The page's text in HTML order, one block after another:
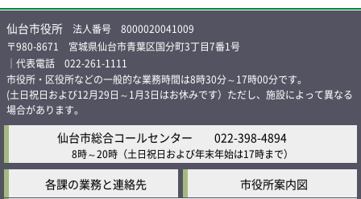
仙台市役所 法人番号 8000020041009
〒980-8671 宮城県仙台市青葉区国分町3丁目7番1号
｜代表電話 022-261-1111
市役所・区役所などの一般的な業務時間は8時30分～17時00分です。
(土日祝日および12月29日～1月3日はお休みです）ただし、施設によって異なる
場合があります。
仙台市総合コールセンター 022-398-4894
8時～20時 （土日祝日および年末年始は17時まで）
各課の業務と連絡先 市役所案内図